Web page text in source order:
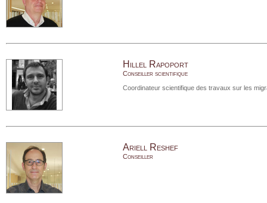
Hillel Rapoport
Conseiller scientifique
Coordinateur scientifique des travaux sur les
Ariell Reshef
Conseiller